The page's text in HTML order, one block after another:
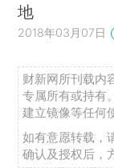
地
2018年03月07日
财新网所刊载内
专属所有或持有
建立镜像等任何
如有意愿转载，
确认及授权后，